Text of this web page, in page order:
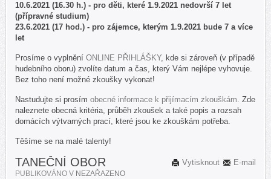
10.6.2021 (16.30 h.) - pro děti, které 1.9.2021 nedovrší 7 let
(přípravné studium)
23.6.2021 (17 hod.) - pro zájemce, kterým 1.9.2021 bude 7 a více
let
Prosíme o vyplnění ONLINE PŘIHLÁŠKY, kde si zároveň (v případě
hudebního oboru) zvolíte datum a čas, který Vám nejlépe vyhovuje.
Bez toho není možné zkoušky vykonat!
Nastudujte si prosím obecné informace k přijímacím zkouškám. Zde
naleznete obecná kritéria, průběh zkoušek a také popis a rozsah
domácích výtvarných prací, které jsou ke zkouškám potřeba.
Těšíme se na malé talenty!
E-mail
Vytisknout
TANEČNÍ OBOR
PUBLIKOVÁNO V NEZAŘAZENO